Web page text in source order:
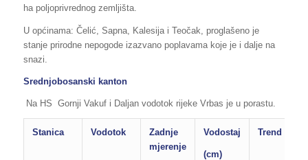
ha poljoprivrednog zemljišta.
U općinama: Čelić, Sapna, Kalesija i Teočak, proglašeno je
stanje prirodne nepogode izazvano poplavama koje je i dalje na
snazi.
Srednjobosanski kanton
Na HS Gornji Vakuf i Daljan vodotok rijeke Vrbas je u porastu.
Stanica Vodotok
Zadnje
mjerenje
Vodostaj
(cm)
Trend